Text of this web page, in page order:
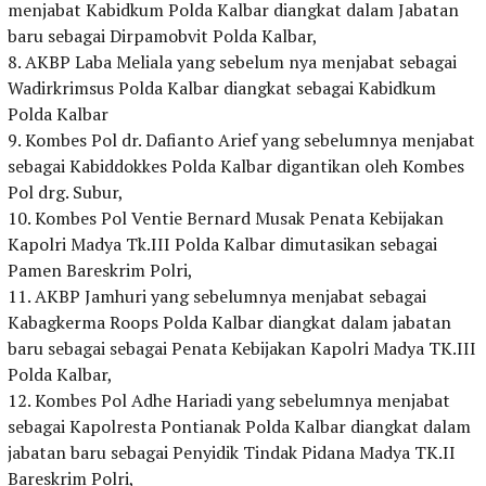
menjabat Kabidkum Polda Kalbar diangkat dalam Jabatan
baru sebagai Dirpamobvit Polda Kalbar,
8. AKBP Laba Meliala yang sebelum nya menjabat sebagai
Wadirkrimsus Polda Kalbar diangkat sebagai Kabidkum
Polda Kalbar
9. Kombes Pol dr. Dafianto Arief yang sebelumnya menjabat
sebagai Kabiddokkes Polda Kalbar digantikan oleh Kombes
Pol drg. Subur,
10. Kombes Pol Ventie Bernard Musak Penata Kebijakan
Kapolri Madya Tk.III Polda Kalbar dimutasikan sebagai
Pamen Bareskrim Polri,
11. AKBP Jamhuri yang sebelumnya menjabat sebagai
Kabagkerma Roops Polda Kalbar diangkat dalam jabatan
baru sebagai sebagai Penata Kebijakan Kapolri Madya TK.III
Polda Kalbar,
12. Kombes Pol Adhe Hariadi yang sebelumnya menjabat
sebagai Kapolresta Pontianak Polda Kalbar diangkat dalam
jabatan baru sebagai Penyidik Tindak Pidana Madya TK.II
Bareskrim Polri,